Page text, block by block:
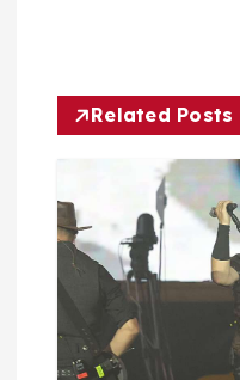
a
o
b
Related Posts